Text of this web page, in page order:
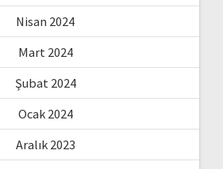
Nisan 2024
Mart 2024
Şubat 2024
Ocak 2024
Aralık 2023